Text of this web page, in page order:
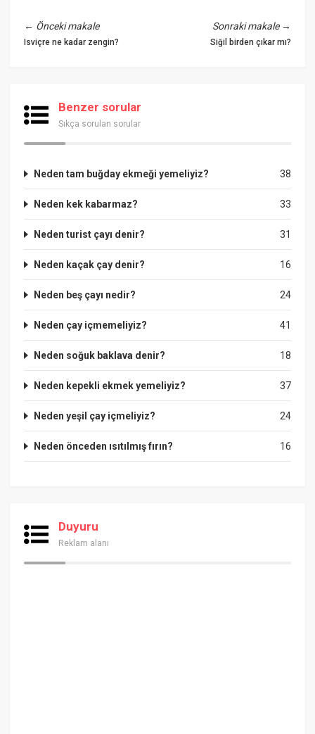
← Önceki makale
Isviçre ne kadar zengin?
Sonraki makale→
Siğil birden çıkar mı?
Benzer sorular
Sıkça sorulan sorular
38
Neden tam buğday ekmeği yemeliyiz?
33
Neden kek kabarmaz?
31
Neden turist çayı denir?
16
Neden kaçak çay denir?
24
Neden beş çayı nedir?
41
Neden çay içmemeliyiz?
18
Neden soğuk baklava denir?
37
Neden kepekli ekmek yemeliyiz?
24
Neden yeşil çay içmeliyiz?
16
Neden önceden ısıtılmış fırın?
Duyuru
Reklam alanı